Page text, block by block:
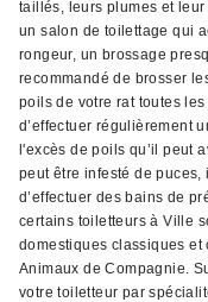
taillés, leurs plumes et
un salon de toilettage qui
rongeur, un brossage
recommandé de brosser
poils de votre rat toutes
d’effectuer régulièrement
l'excès de poils qu’il peut
peut être infesté de
d’effectuer des bains de
certains toiletteurs à Ville
domestiques classiques
Animaux de Compagnie.
votre toiletteur par